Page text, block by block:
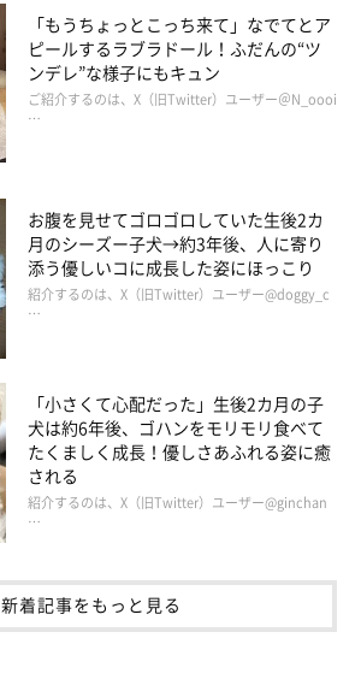
「もうちょっとこっち来て」なでてとア
ピールするラブラドール！ふだんの“ツ
ンデレ”な様子にもキュン
ご紹介するのは、X（旧Twitter）ユーザー＠N_oooi
…
お腹を見せてゴロゴロしていた生後2カ
月のシーズー子犬→約3年後、人に寄り
添う優しいコに成長した姿にほっこり
紹介するのは、X（旧Twitter）ユーザー@doggy_c
…
「小さくて心配だった」生後2カ月の子
犬は約6年後、ゴハンをモリモリ食べて
たくましく成長！優しさあふれる姿に癒
される
紹介するのは、X（旧Twitter）ユーザー@ginchan
…
新着記事をもっと見る